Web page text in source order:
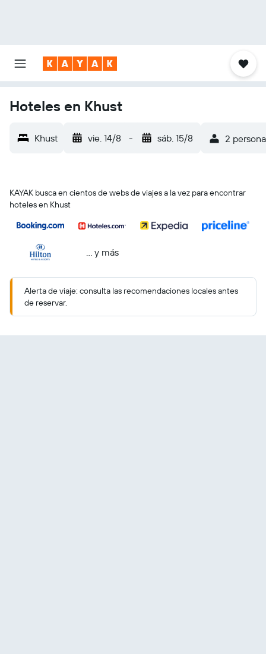
Hoteles en Khust
Khust vie. 14/8 - sáb. 15/8 2
KAYAK busca en cientos de webs de viajes a la vez para encontrar
hoteles en Khust
… y más
Alerta de viaje: consulta las recomendaciones locales antes
de reservar.